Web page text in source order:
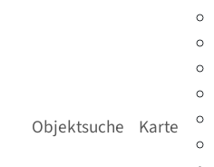
Objektsuche Karte